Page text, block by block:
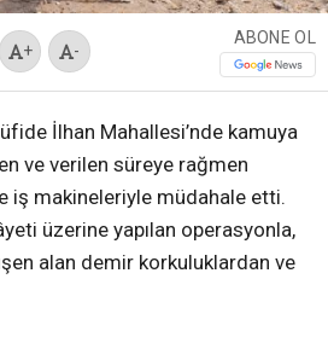
+ -
ABONE OL
İlhan Mahallesi’nde kamuya
ve verilen süreye rağmen
iş makineleriyle müdahale etti.
üzerine yapılan operasyonla,
alan demir korkuluklardan ve